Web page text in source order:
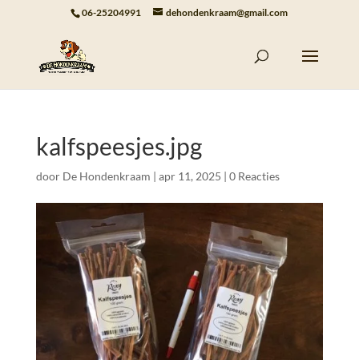
06-25204991 dehondenkraam@gmail.com
kalfspeesjes.jpg
door De Hondenkraam | apr 11, 2025 | 0 Reacties